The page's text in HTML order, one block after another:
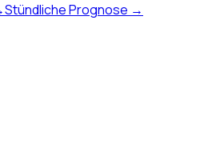
Stündliche Prognose →